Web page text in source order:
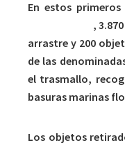
En estos
,
arrastre y 200
de las
el trasmallo,
basuras marinas
Los objetos